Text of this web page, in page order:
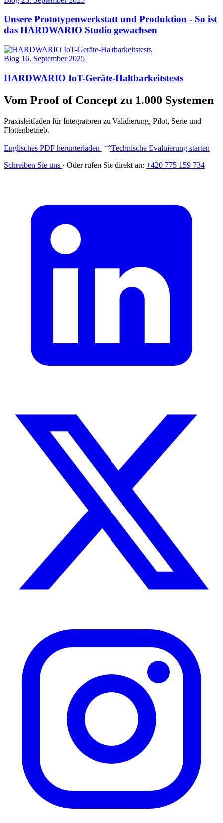
Unsere Prototypenwerkstatt und Produktion - So ist
das HARDWARIO Studio gewachsen
Blog 16. September 2025
HARDWARIO IoT-Geräte-Haltbarkeitstests
Vom Proof of Concept zu 1.000 Systemen
Praxisleitfaden für Integratoren zu Validierung, Pilot, Serie und
Flottenbetrieb.
Englisches PDF herunterladen
Technische Evaluierung starten
Schreiben Sie uns · Oder rufen Sie direkt an: +420 775 159 734